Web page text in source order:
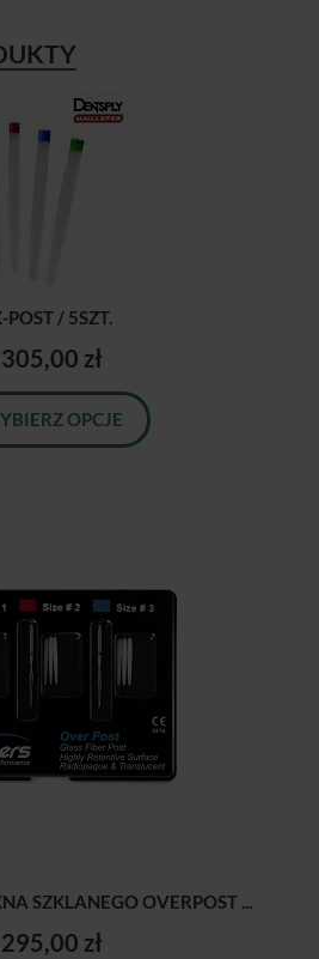
POST / 5SZT.
305,00 zł
OPCJE
SZKLANEGO OVERPOST ...
295,00 zł